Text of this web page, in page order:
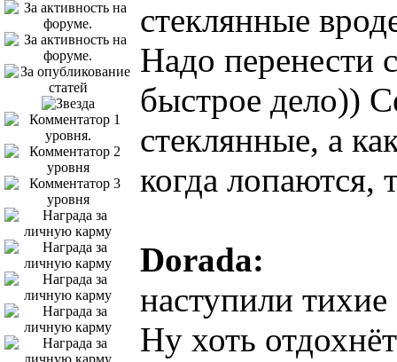
стеклянные
Надо перенести
быстрое дело))
стеклянные, а
когда лопаются,
Dorada:
наступили
Ну хоть